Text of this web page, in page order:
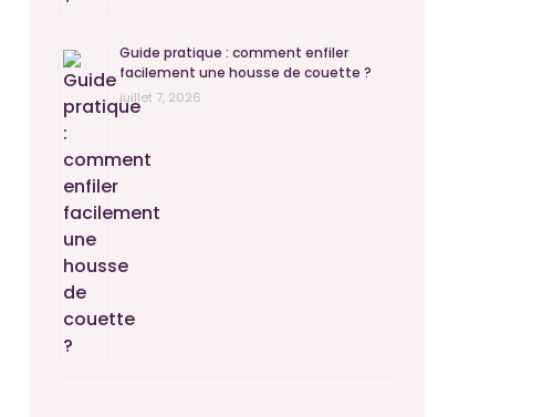
Guide pratique : comment enfiler
facilement une housse de couette ?
juillet 7, 2026